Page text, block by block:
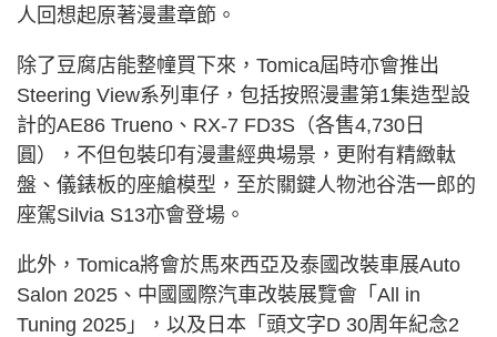
人回想起原著漫畫章節。
除了豆腐店能整幢買下來，Tomica屆時亦會推出
Steering View系列車仔，包括按照漫畫第1集造型設
計的AE86 Trueno、RX-7 FD3S（各售4,730日
圓），不但包裝印有漫畫經典場景，更附有精緻軚
盤、儀錶板的座艙模型，至於關鍵人物池谷浩一郎的
座駕Silvia S13亦會登場。
此外，Tomica將會於馬來西亞及泰國改裝車展Auto
Salon 2025、中國國際汽車改裝展覽會「All in
Tuning 2025」，以及日本「頭文字D 30周年紀念2